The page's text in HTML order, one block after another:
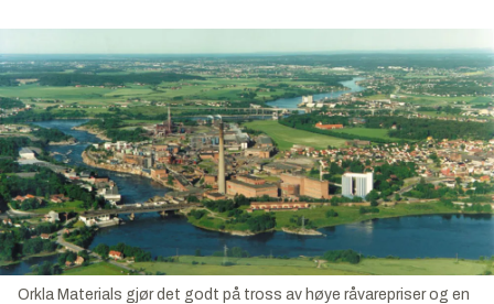
Orkla Materials gjør det godt på tross av høye råvarepriser og en